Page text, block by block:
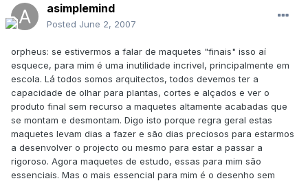
asimplemind
Posted June 2, 2007
orpheus: se estivermos a falar de maquetes "finais" isso aí
esquece, para mim é uma inutilidade incrivel, principalmente em
escola. Lá todos somos arquitectos, todos devemos ter a
capacidade de olhar para plantas, cortes e alçados e ver o
produto final sem recurso a maquetes altamente acabadas que
se montam e desmontam. Digo isto porque regra geral estas
maquetes levam dias a fazer e são dias preciosos para estarmos
a desenvolver o projecto ou mesmo para estar a passar a
rigoroso. Agora maquetes de estudo, essas para mim são
essenciais. Mas o mais essencial para mim é o desenho sem